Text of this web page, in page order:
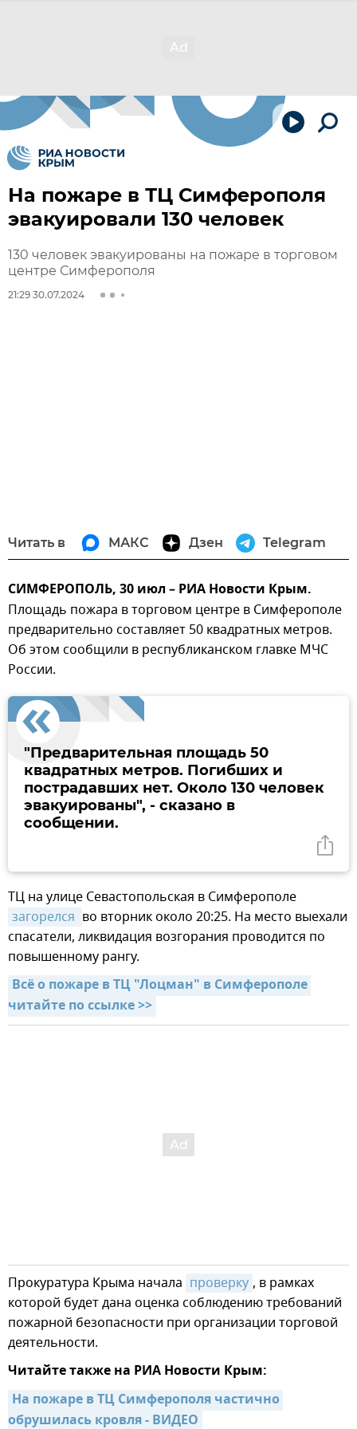
На пожаре в ТЦ Симферополя
эвакуировали 130 человек
130 человек эвакуированы на пожаре в торговом
центре Симферополя
21:29 30.07.2024
Читать в МАКС Дзен Telegram
СИМФЕРОПОЛЬ, 30 июл – РИА Новости Крым.
Площадь пожара в торговом центре в Симферополе
предварительно составляет 50 квадратных метров.
Об этом сообщили в республиканском главке МЧС
России.
"Предварительная площадь 50
квадратных метров. Погибших и
пострадавших нет. Около 130 человек
эвакуированы", - сказано в
сообщении.
ТЦ на улице Севастопольская в Симферополе
загорелся во вторник около 20:25. На место выехали
спасатели, ликвидация возгорания проводится по
повышенному рангу.
Всё о пожаре в ТЦ "Лоцман" в Симферополе
читайте по ссылке >>
Прокуратура Крыма начала проверку , в рамках
которой будет дана оценка соблюдению требований
пожарной безопасности при организации торговой
деятельности.
Читайте также на РИА Новости Крым:
На пожаре в ТЦ Симферополя частично
обрушилась кровля - ВИДЕО